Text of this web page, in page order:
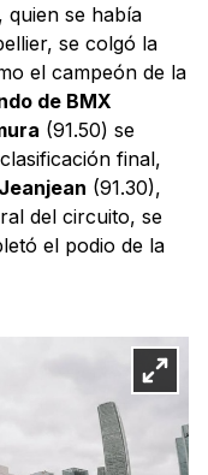
, quien se había
se colgó la
el campeón de la
de BMX
(91.50) se
final,
(91.30),
del circuito, se
el podio de la